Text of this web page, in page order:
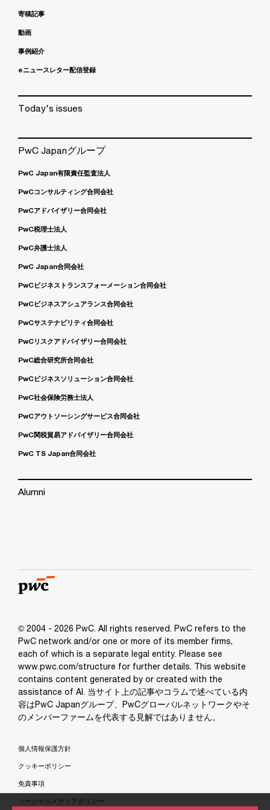
寄稿記事
動画
事例紹介
eニュースレター配信登録
Today's issues
PwC Japanグループ
PwC Japan有限責任監査法人
PwCコンサルティング合同会社
PwCアドバイザリー合同会社
PwC税理士法人
PwC弁護士法人
PwC Japan合同会社
PwCビジネストランスフォーメーション合同会社
PwCビジネスアシュアランス合同会社
PwCサステナビリティ合同会社
PwCリスクアドバイザリー合同会社
PwC総合研究所合同会社
PwCビジネスソリューション合同会社
PwC社会保険労務士法人
PwCアウトソーシングサービス合同会社
PwC関税貿易アドバイザリー合同会社
PwC TS Japan合同会社
Alumni
© 2004 - 2026 PwC. All rights reserved. PwC refers to the
PwC network and/or one or more of its member firms,
each of which is a separate legal entity. Please see
www.pwc.com/structure for further details. This website
contains content generated by or created with the
assistance of AI. 当サイト上の記事やコラムで述べている内
容はPwC Japanグループ、PwCグローバルネットワークやそ
のメンバーファームを代表する見解ではありません。
個人情報保護方針
クッキーポリシー
免責事項
ソーシャルメディアポリシー